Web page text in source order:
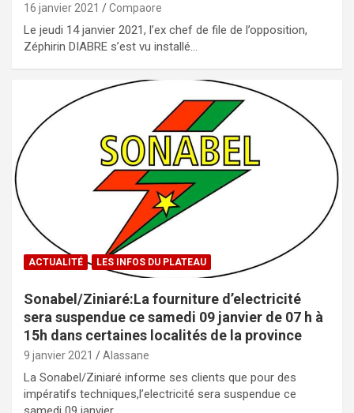
16 janvier 2021 Compaore
Le jeudi 14 janvier 2021, l’ex chef de file de l’opposition,
Zéphirin DIABRE s’est vu installé…
ACTUALITÉ LES INFOS DU PLATEAU
Sonabel/Ziniaré:La fourniture d’electricité
sera suspendue ce samedi 09 janvier de 07 h à
15h dans certaines localités de la province
9 janvier 2021 Alassane
La Sonabel/Ziniaré informe ses clients que pour des
impératifs techniques,l’electricité sera suspendue ce